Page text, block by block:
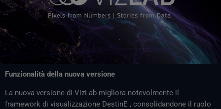
Funzionalità della nuova versione
La nuova versione di VizLab migliora notevolmente il
framework di visualizzazione DestinE , consolidandone il ruolo